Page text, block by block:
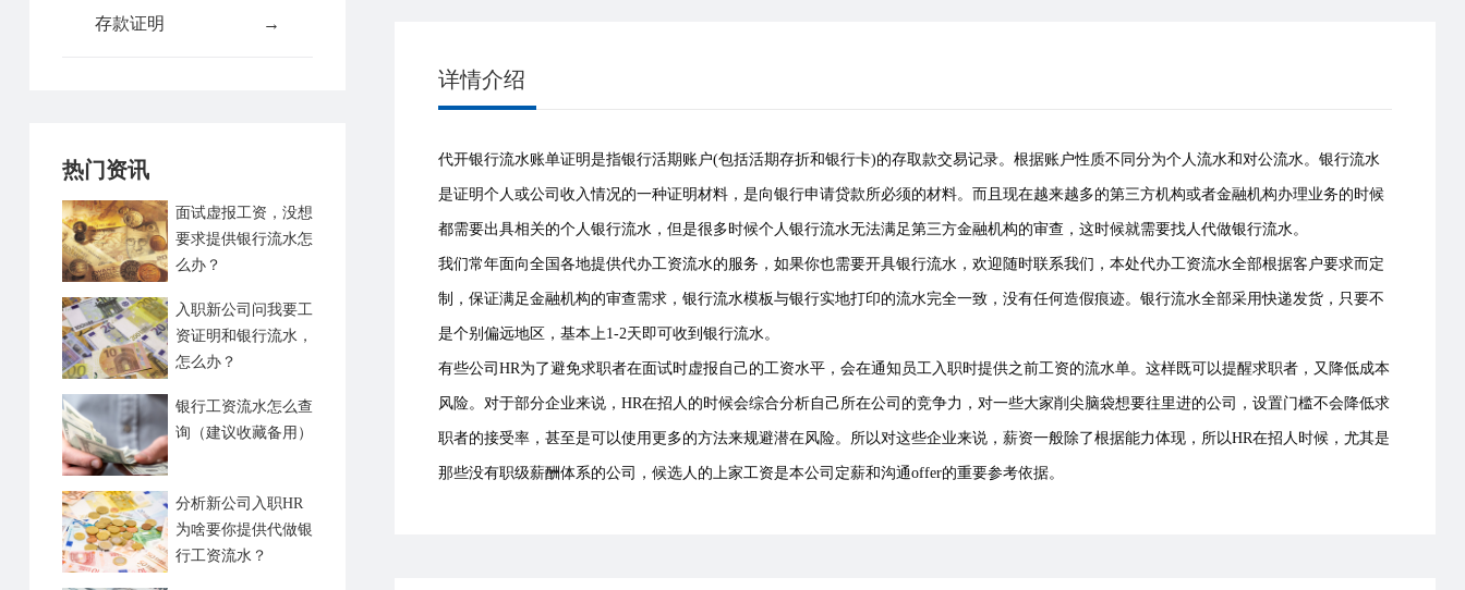
存款证明 →
热门资讯
面试虚报工资，没想
要求提供银行流水怎
么办？
入职新公司问我要工
资证明和银行流水，
怎么办？
银行工资流水怎么查
询（建议收藏备用）
分析新公司入职HR
为啥要你提供代做银
行工资流水？
详情介绍
代开银行流水账单证明是指银行活期账户(包括活期存折和银行卡)的存取款交易记录。根据账户性质不同分为个人流水和对公流水。银行流水
是证明个人或公司收入情况的一种证明材料，是向银行申请贷款所必须的材料。而且现在越来越多的第三方机构或者金融机构办理业务的时候
都需要出具相关的个人银行流水，但是很多时候个人银行流水无法满足第三方金融机构的审查，这时候就需要找人代做银行流水。
我们常年面向全国各地提供代办工资流水的服务，如果你也需要开具银行流水，欢迎随时联系我们，本处代办工资流水全部根据客户要求而定
制，保证满足金融机构的审查需求，银行流水模板与银行实地打印的流水完全一致，没有任何造假痕迹。银行流水全部采用快递发货，只要不
是个别偏远地区，基本上1-2天即可收到银行流水。
有些公司HR为了避免求职者在面试时虚报自己的工资水平，会在通知员工入职时提供之前工资的流水单。这样既可以提醒求职者，又降低成本
风险。对于部分企业来说，HR在招人的时候会综合分析自己所在公司的竞争力，对一些大家削尖脑袋想要往里进的公司，设置门槛不会降低求
职者的接受率，甚至是可以使用更多的方法来规避潜在风险。所以对这些企业来说，薪资一般除了根据能力体现，所以HR在招人时候，尤其是
那些没有职级薪酬体系的公司，候选人的上家工资是本公司定薪和沟通offer的重要参考依据。